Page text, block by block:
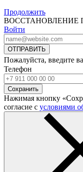
Продолжить
ВОССТАНОВЛЕНИЕ
Войти
ОТПРАВИТЬ
Пожалуйста, введите
Телефон
Сохранить
Нажимая кнопку
согласие с условиями